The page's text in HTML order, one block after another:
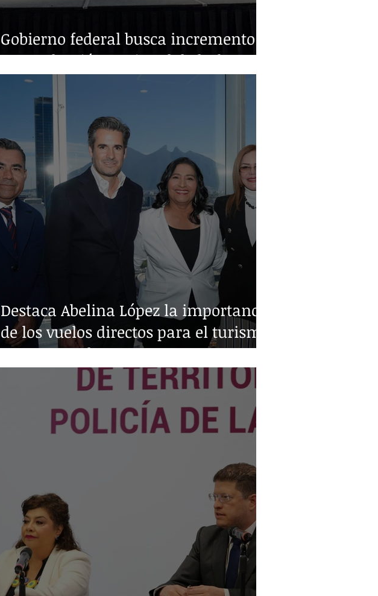
Gobierno federal busca incremento
en producción nacional de leche
Destaca Abelina López la importancia
de los vuelos directos para el turismo
entre Acapulco y Monterrey